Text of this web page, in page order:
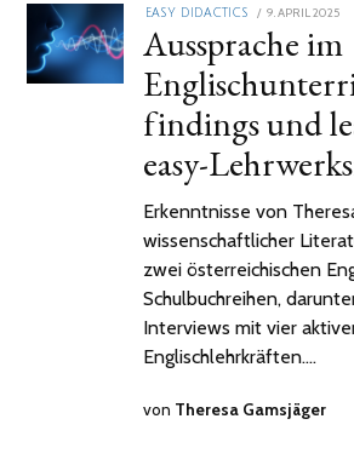
EASY DIDACTICS
POSTED
ON
9. APRIL 2025
Aussprache im
findings und
easy-
Erkenntnisse von
wissenschaftlicher
zwei österreichischen
Schulbuchreihen,
Interviews mit vier
Englischlehrkräften.…
von Theresa Gamsjäger